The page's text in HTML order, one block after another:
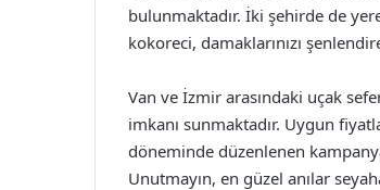
bulunmaktadır. İki şehirde de
kokoreci, damaklarınızı
Van ve İzmir arasındaki uçak
imkanı sunmaktadır. Uygun
döneminde düzenlenen
Unutmayın, en güzel anılar